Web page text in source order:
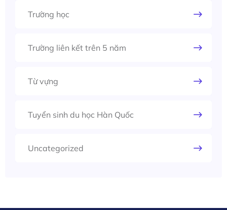
Trường học
Trường liên kết trên 5 năm
Từ vựng
Tuyển sinh du học Hàn Quốc
Uncategorized